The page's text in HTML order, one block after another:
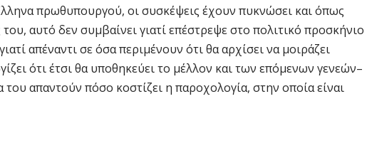
πρωθυπουργού, οι συσκέψεις έχουν πυκνώσει και όπως
αυτό δεν συμβαίνει γιατί επέστρεψε στο πολιτικό προσκήνιο
απέναντι σε όσα περιμένουν ότι θα αρχίσει να μοιράζει
ότι έτσι θα υποθηκεύει το μέλλον και των επόμενων γενεών–
του απαντούν πόσο κοστίζει η παροχολογία, στην οποία είναι